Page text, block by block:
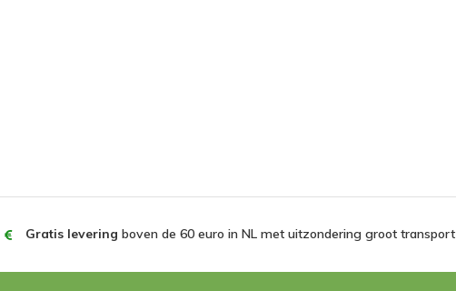
Gratis levering boven de 60 euro in NL met uitzondering groot transport